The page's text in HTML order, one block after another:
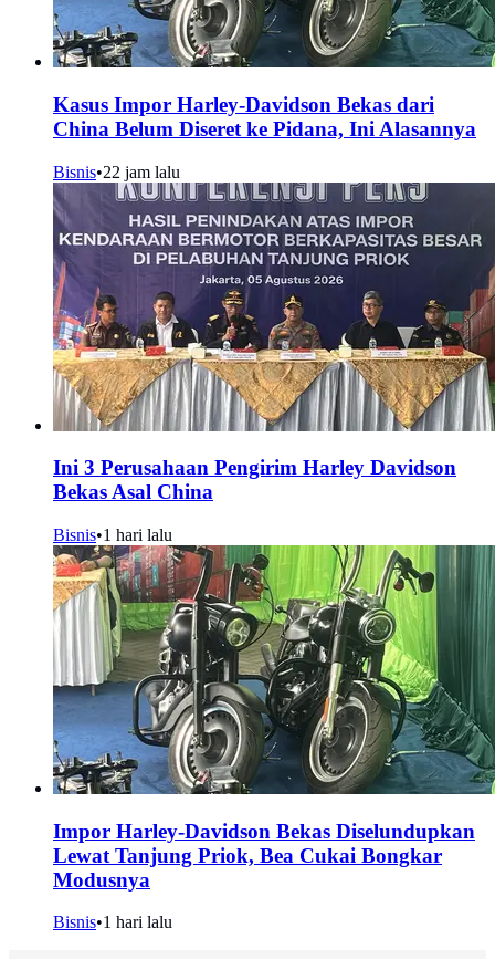
Kasus Impor Harley-Davidson Bekas dari
China Belum Diseret ke Pidana, Ini Alasannya
Bisnis•22 jam lalu
Ini 3 Perusahaan Pengirim Harley Davidson
Bekas Asal China
Bisnis•1 hari lalu
Impor Harley-Davidson Bekas Diselundupkan
Lewat Tanjung Priok, Bea Cukai Bongkar
Modusnya
Bisnis•1 hari lalu